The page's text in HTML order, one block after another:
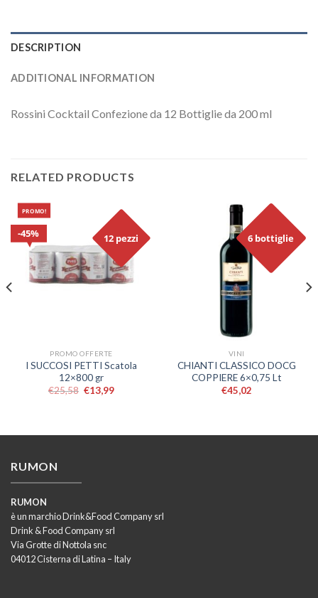
DESCRIPTION
ADDITIONAL INFORMATION
Rossini Cocktail Confezione da 12 Bottiglie da 200 ml
RELATED PRODUCTS
12 pezzi
45%
PROMO!
PROMO OFFERTE
I SUCCOSI PETTI Scatola
12×800 gr
€25,58 €13,99
6 bottiglie
VINI
CHIANTI CLASSICO DOCG
COPPIERE 6×0,75 Lt
€45,02
RUMON
RUMON
è un marchio Drink&Food Company srl
Drink & Food Company srl
Via Grotte di Nottola snc
04012 Cisterna di Latina – Italy